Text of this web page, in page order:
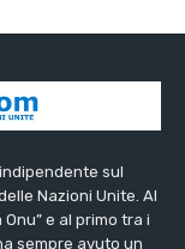
sul
Nazioni Unite. Al
e al primo tra i
sempre avuto un